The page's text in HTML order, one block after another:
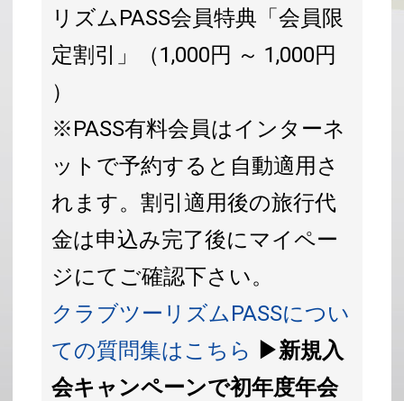
リズムPASS会員特典「会員限
定割引」（1,000円 ～ 1,000円
）
※PASS有料会員はインターネ
ットで予約すると自動適用さ
れます。割引適用後の旅行代
金は申込み完了後にマイペー
ジにてご確認下さい。
クラブツーリズムPASSについ
ての質問集はこちら ▶新規入
会キャンペーンで初年度年会